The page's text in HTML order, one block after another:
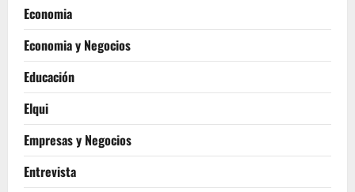
Economia
Economia y Negocios
Educación
Elqui
Empresas y Negocios
Entrevista